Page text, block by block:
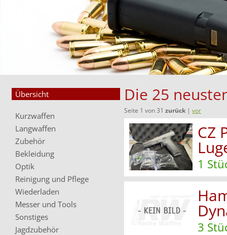
Übersicht
Kurzwaffen
Langwaffen
Zubehör
Bekleidung
Optik
Reinigung und Pflege
Wiederladen
Messer und Tools
Sonstiges
Jagdzubehör
Die 25
Seite 1 von 31 zurück | vor
CZ
1
3